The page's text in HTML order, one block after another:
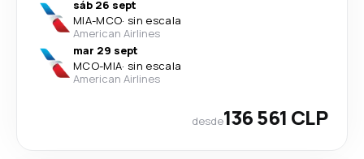
sáb 26 sept
MIA-MCO· sin escala
American Airlines
mar 29 sept
MCO-MIA· sin escala
American Airlines
desde136 561 CLP